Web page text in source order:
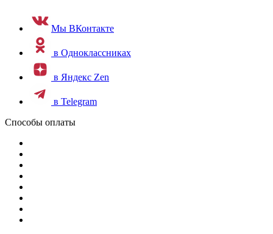
Мы ВКонтакте
в Одноклассниках
в Яндекс Zen
в Telegram
Способы оплаты